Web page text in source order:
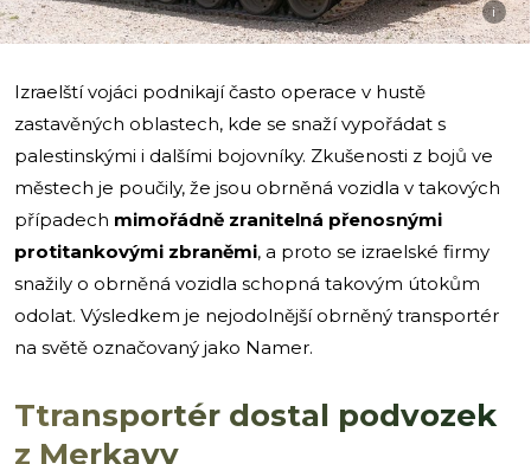
i
Izraelští vojáci podnikají často operace v hustě
zastavěných oblastech, kde se snaží vypořádat s
palestinskými i dalšími bojovníky. Zkušenosti z bojů ve
městech je poučily, že jsou obrněná vozidla v takových
případech mimořádně zranitelná přenosnými
protitankovými zbraněmi, a proto se izraelské firmy
snažily o obrněná vozidla schopná takovým útokům
odolat. Výsledkem je nejodolnější obrněný transportér
na světě označovaný jako Namer.
Ttransportér dostal podvozek
z Merkavy